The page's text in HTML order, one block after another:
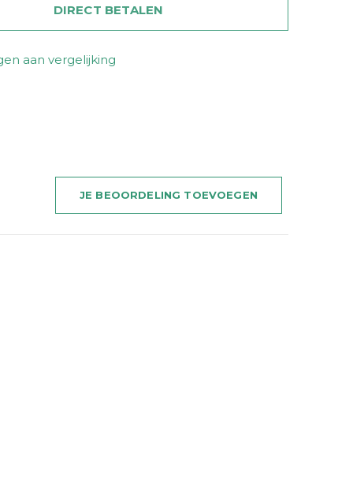
DIRECT BETALEN
aan vergelijking
JE BEOORDELING TOEVOEGEN